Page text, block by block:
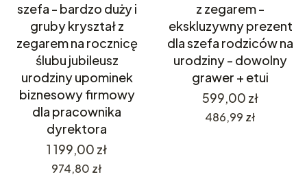
szefa - bardzo duży i
gruby kryształ z
zegarem na rocznicę
ślubu jubileusz
urodziny upominek
biznesowy firmowy
dla pracownika
dyrektora
Cena
1 199,00 zł
Cena
974,80 zł
z zegarem -
ekskluzywny prezent
dla szefa rodziców na
urodziny - dowolny
grawer + etui
Cena
599,00 zł
Cena
486,99 zł